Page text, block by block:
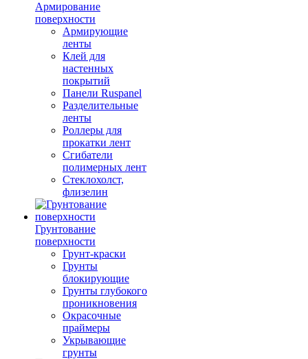
Армирование
поверхности
Армирующие
ленты
Клей для
настенных
покрытий
Панели Ruspanel
Разделительные
ленты
Роллеры для
прокатки лент
Сгибатели
полимерных лент
Стеклохолст,
флизелин
Грунтование
поверхности
Грунт-краски
Грунты
блокирующие
Грунты глубокого
проникновения
Окрасочные
праймеры
Укрывающие
грунты